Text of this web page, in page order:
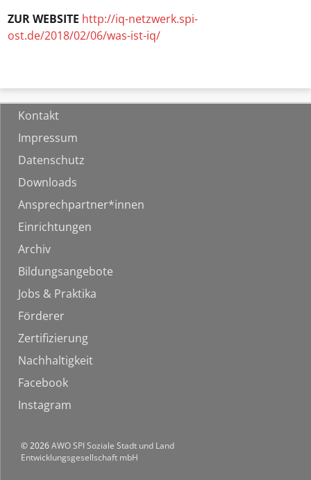
ZUR WEBSITE http://iq-netzwerk.spi-
ost.de/2018/02/06/was-ist-iq/
Kontakt
Impressum
Datenschutz
Downloads
Ansprechpartner*innen
Einrichtungen
Archiv
Bildungsangebote
Jobs & Praktika
Förderer
Zertifizierung
Nachhaltigkeit
Facebook
Instagram
© 2026AWO SPI Soziale Stadt und Land
Entwicklungsgesellschaft mbH